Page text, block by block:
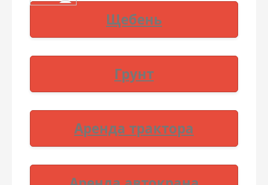
Чернозем
Щебень
Грунт
Аренда трактора